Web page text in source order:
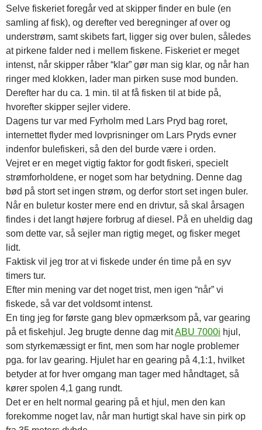
Selve fiskeriet foregår ved at skipper finder en bule (en
samling af fisk), og derefter ved beregninger af over og
understrøm, samt skibets fart, ligger sig over bulen, således
at pirkene falder ned i mellem fiskene. Fiskeriet er meget
intenst, når skipper råber “klar” gør man sig klar, og når han
ringer med klokken, lader man pirken suse mod bunden.
Derefter har du ca. 1 min. til at få fisken til at bide på,
hvorefter skipper sejler videre.
Dagens tur var med Fyrholm med Lars Pryd bag roret,
internettet flyder med lovprisninger om Lars Pryds evner
indenfor bulefiskeri, så den del burde være i orden.
Vejret er en meget vigtig faktor for godt fiskeri, specielt
strømforholdene, er noget som har betydning. Denne dag
bød på stort set ingen strøm, og derfor stort set ingen buler.
Når en buletur koster mere end en drivtur, så skal årsagen
findes i det langt højere forbrug af diesel. På en uheldig dag
som dette var, så sejler man rigtig meget, og fisker meget
lidt.
Faktisk vil jeg tror at vi fiskede under én time på en syv
timers tur.
Efter min mening var det noget trist, men igen “når” vi
fiskede, så var det voldsomt intenst.
En ting jeg for første gang blev opmærksom på, var gearing
på et fiskehjul. Jeg brugte denne dag mitABU 7000i hjul,
som styrkemæssigt er fint, men som har nogle problemer
pga. for lav gearing. Hjulet har en gearing på 4,1:1, hvilket
betyder at for hver omgang man tager med håndtaget, så
kører spolen 4,1 gang rundt.
Det er en helt normal gearing på et hjul, men den kan
forekomme noget lav, når man hurtigt skal have sin pirk op